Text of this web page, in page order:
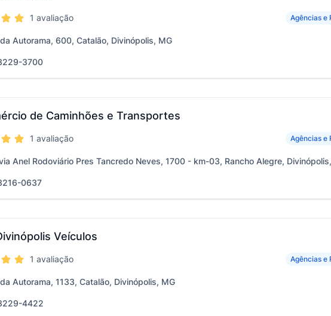
Agências e
1 avaliação
Autorama, 600, Catalão, Divinópolis, MG
3700
de Caminhões e Transportes
Agências e
1 avaliação
Anel Rodoviário Pres Tancredo Neves, 1700 - km-03, Rancho Alegre,
0637
Veículos
Agências e
1 avaliação
Autorama, 1133, Catalão, Divinópolis, MG
4422